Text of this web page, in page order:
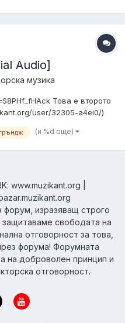
Audio]
музика
Това е второто
user/32305-a4ei0/)
гръндж (и %d още)
www.muzikant.org |
форум, изразяващ строго
свободата на
отговорност за това,
форума! Форумната
на доброволен принцип и
отговорност.